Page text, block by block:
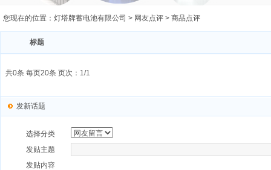
标题
共0条 每页20条 页次：1/1
发新话题
选择分类
发贴主题
发贴内容
您现在的位置： 灯塔牌蓄电池有限公司 > 网友点评 > 商品点评